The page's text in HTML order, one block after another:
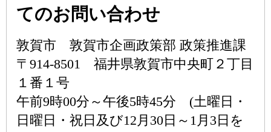
てのお問い合わせ
敦賀市 敦賀市企画政策部 政策推進課
〒914-8501 福井県敦賀市中央町２丁目
１番１号
午前9時00分～午後5時45分 (土曜日・
日曜日・祝日及び12月30日～1月3日を